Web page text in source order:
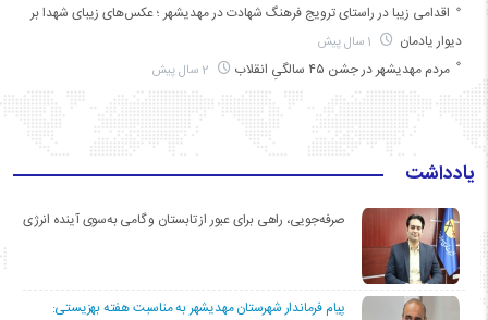
اقدامی زیبا در راستای ترویج فرهنگ شهادت در مهدیشهر ؛ عکس‌های زیبای شهدا بر
دیوار یادمان
مردم مهدیشهر در جشن ۴۵ سالگیِ انقلاب
یادداشت
صرفه‌جویی، راهی برای عبور از تابستان و گامی به‌سوی آینده انرژی
پیام فرماندار شهرستان مهدیشهر به مناسبت هفته بهزیستی: